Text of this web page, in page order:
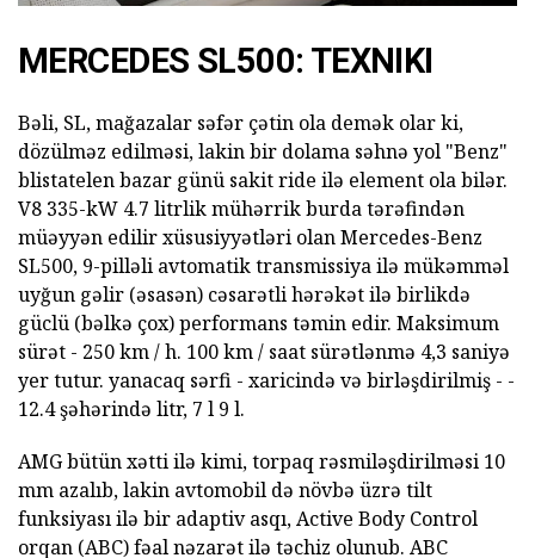
MERCEDES SL500: TEXNIKI
Bəli, SL, mağazalar səfər çətin ola demək olar ki,
dözülməz edilməsi, lakin bir dolama səhnə yol "Benz"
blistatelen bazar günü sakit ride ilə element ola bilər.
V8 335-kW 4.7 litrlik mühərrik burda tərəfindən
müəyyən edilir xüsusiyyətləri olan Mercedes-Benz
SL500, 9-pilləli avtomatik transmissiya ilə mükəmməl
uyğun gəlir (əsasən) cəsarətli hərəkət ilə birlikdə
güclü (bəlkə çox) performans təmin edir. Maksimum
sürət - 250 km / h. 100 km / saat sürətlənmə 4,3 saniyə
yer tutur. yanacaq sərfi - xaricində və birləşdirilmiş - -
12.4 şəhərində litr, 7 l 9 l.
AMG bütün xətti ilə kimi, torpaq rəsmiləşdirilməsi 10
mm azalıb, lakin avtomobil də növbə üzrə tilt
funksiyası ilə bir adaptiv asqı, Active Body Control
orqan (ABC) fəal nəzarət ilə təchiz olunub. ABC